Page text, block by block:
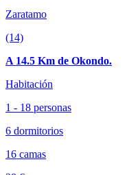
Zaratamo
(14)
A 14.5 Km de Okondo.
Habitación
1 - 18 personas
6 dormitorios
16 camas